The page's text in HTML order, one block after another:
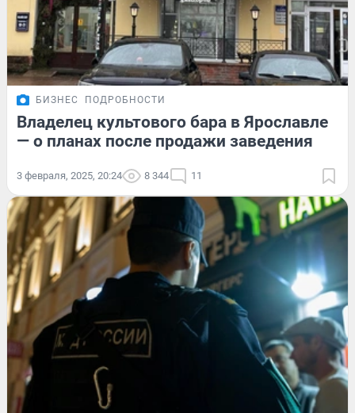
БИЗНЕС ПОДРОБНОСТИ
Владелец культового бара в Ярославле
— о планах после продажи заведения
3 февраля, 2025, 20:24 8 344 11